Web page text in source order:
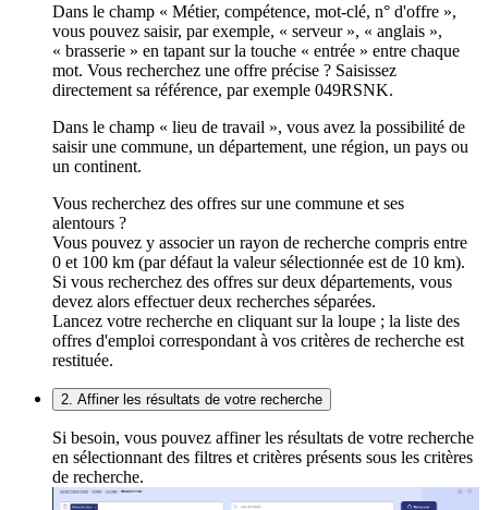
Dans le champ « Métier, compétence, mot-clé, n° d'offre »,
vous pouvez saisir, par exemple, « serveur », « anglais »,
« brasserie » en tapant sur la touche « entrée » entre chaque
mot. Vous recherchez une offre précise ? Saisissez
directement sa référence, par exemple 049RSNK.
Dans le champ « lieu de travail », vous avez la possibilité de
saisir une commune, un département, une région, un pays ou
un continent.
Vous recherchez des offres sur une commune et ses
alentours ?
Vous pouvez y associer un rayon de recherche compris entre
0 et 100 km (par défaut la valeur sélectionnée est de 10 km).
Si vous recherchez des offres sur deux départements, vous
devez alors effectuer deux recherches séparées.
Lancez votre recherche en cliquant sur la loupe ; la liste des
offres d'emploi correspondant à vos critères de recherche est
restituée.
2. Affiner les résultats de votre recherche
Si besoin, vous pouvez affiner les résultats de votre recherche
en sélectionnant des filtres et critères présents sous les critères
de recherche.